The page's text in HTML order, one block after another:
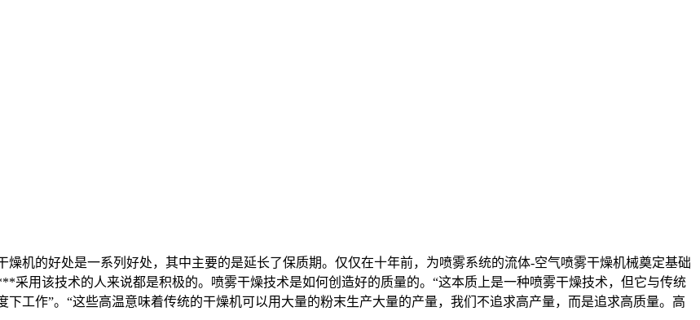
机的好处是一系列好处，其中主要的是延长了保质期。仅仅在十年前，为喷雾系统的流体-空气喷雾干燥机械奠定基础
采用该技术的人来说都是积极的。喷雾干燥技术是如何创造好的质量的。“这本质上是一种喷雾干燥技术，但它与传统
下工作”。“这些高温意味着传统的干燥机可以用大量的粉末生产大量的产量，我们不追求高产量，而是追求高质量。高